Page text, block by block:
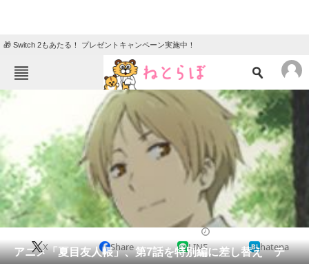
🎁 Switch 2もあたる！ プレゼントキャンペーン実施中！
クイズ
グルメ
住まい 教育・育児
動物 リサーチ
会員記事
アニメ「夏目友人帳」、第7話を特別編に差し替え テ
X Share LINE hatena